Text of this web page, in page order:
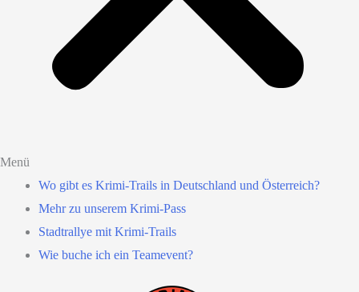
Menü
Wo gibt es Krimi-Trails in Deutschland und Österreich?
Mehr zu unserem Krimi-Pass
Stadtrallye mit Krimi-Trails
Wie buche ich ein Teamevent?